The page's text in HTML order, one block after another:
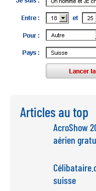
Articles au top
AcroShow
aérien
suisse